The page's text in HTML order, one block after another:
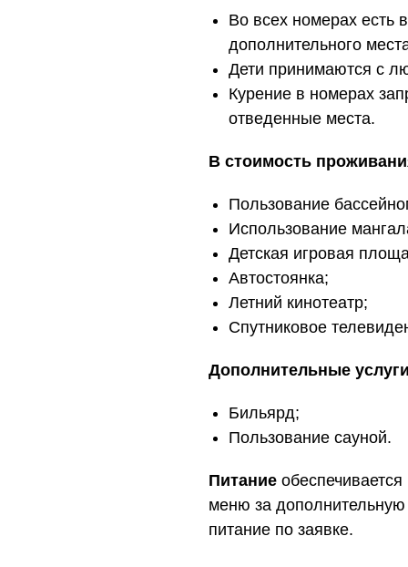
Во всех номерах есть
дополнительного
Дети принимаются с
Курение в номерах
отведенные места.
В стоимость
Пользование
Использование
Детская игровая
Автостоянка;
Летний кинотеатр;
Спутниковое
Дополнительные
Бильярд;
Пользование сауной.
Питание
меню за дополнительную
питание по заявке.